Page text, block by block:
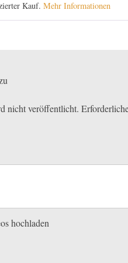
Kauf. Mehr Informationen
nicht veröffentlicht.
hochladen